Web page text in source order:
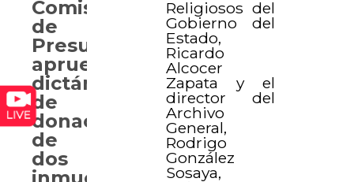
Religiosos del
Gobierno del
Estado,
Ricardo
Alcocer
Zapata y el
director del
Archivo
General,
Rodrigo
González
Sosaya,
Comisión
de
Presupuesto
aprueba
dictámenes
de
donación
de
dos